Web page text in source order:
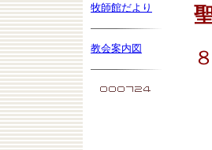
牧師館だより
教会案内図